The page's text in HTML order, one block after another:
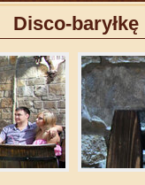
Disco-baryłkę